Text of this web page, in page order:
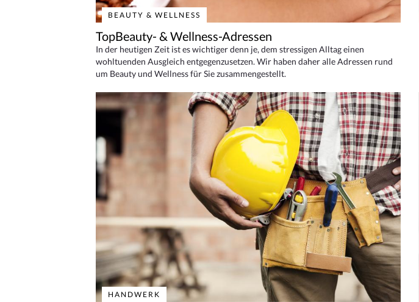
BEAUTY & WELLNESS
TopBeauty- & Wellness-Adressen
In der heutigen Zeit ist es wichtiger denn je, dem stressigen Alltag einen
wohltuenden Ausgleich entgegenzusetzen. Wir haben daher alle Adressen rund
um Beauty und Wellness für Sie zusammengestellt.
HANDWERK